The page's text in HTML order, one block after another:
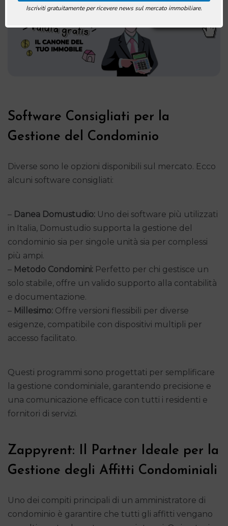
Software Consigliati per la
Gestione del Condominio
Diverse sono le opzioni disponibili sul mercato. Ecco
alcuni software consigliati:
– Danea Domustudio: Uno dei software più utilizzati
in Italia, Domustudio supporta la gestione del
condominio sia per singole unità sia per complessi
più ampi.
– Metodo Condomini: Perfetto per chi gestisce un
solo stabile, offre un valido supporto alla contabilità
e documentazione.
– Millesimo: Offre versioni flessibili per diverse
esigenze, compatibile con dispositivi multipli per
accesso facilitato.
Questi programmi sono progettati per semplificare
la gestione condominiale, garantendo precisione e
una comunicazione efficace con tutti i residenti e
fornitori di servizi.
Zappyrent: Il Partner Ideale per la
Gestione degli Affitti Condominiali
Uno dei compiti principali di un amministratore di
condominio è garantire che tutti gli affitti vengano
Iscriviti gratuitamente per ricevere news sul mercato immobiliare.